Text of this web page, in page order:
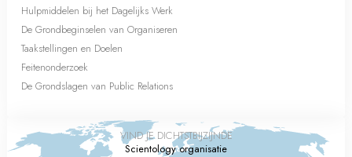
Hulpmiddelen bij het Dagelijks Werk
De Grondbeginselen van Organiseren
Taakstellingen en Doelen
Feitenonderzoek
De Grondslagen van Public Relations
VIND JE DICHTSTBIJZIJNDE
Scientology organisatie